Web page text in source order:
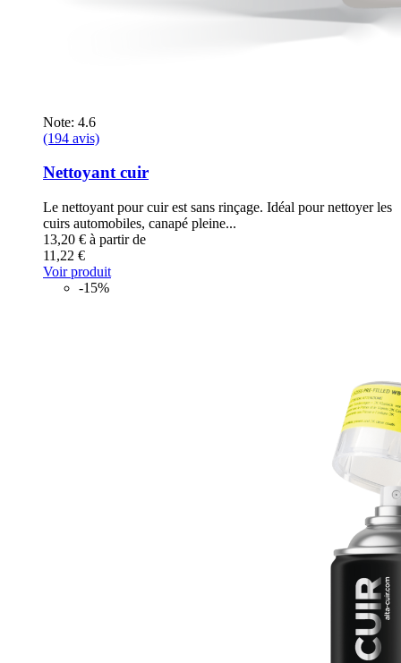
Note: 4.6
(194 avis)
Nettoyant cuir
Le nettoyant pour cuir est sans rinçage. Idéal pour nettoyer les
cuirs automobiles, canapé pleine...
13,20 € à partir de
11,22 €
Voir produit
-15%